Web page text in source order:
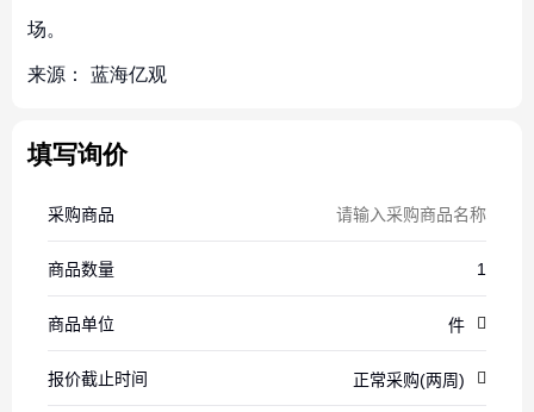
场。
来源： 蓝海亿观
填写询价